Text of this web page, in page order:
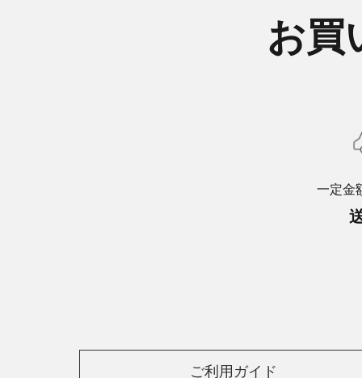
お買
一定金
ご利用ガイド